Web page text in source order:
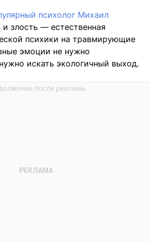
психолог Михаил
и злость — естественная
психики на травмирующие
эмоции не нужно
искать экологичный выход.